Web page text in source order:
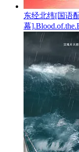
东经北纬[国语
幕